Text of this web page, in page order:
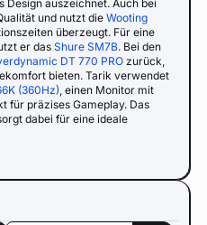
Design auszeichnet. Auch bei
und nutzt die Wooting
überzeugt. Für eine
er das Shure SM7B. Bei den
DT 770 PRO zurück,
bieten. Tarik verwendet
(360Hz) , einen Monitor mit
für präzises Gameplay. Das
dabei für eine ideale